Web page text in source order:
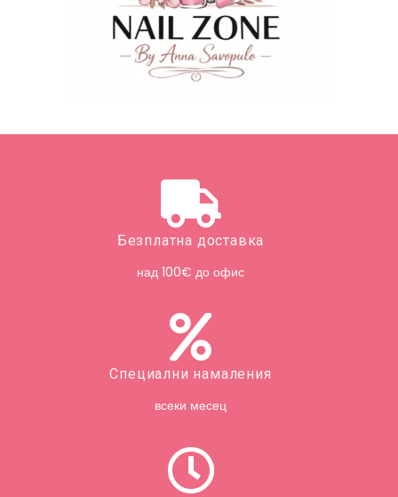
Безплатна доставка
над 100€ до офис
Специални намаления
всеки месец